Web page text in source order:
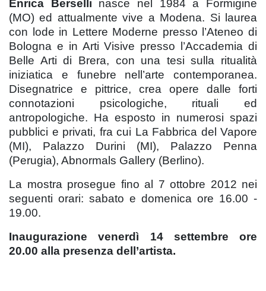
Enrica Berselli nasce nel 1984 a Formigine
(MO) ed attualmente vive a Modena. Si laurea
con lode in Lettere Moderne presso l’Ateneo di
Bologna e in Arti Visive presso l’Accademia di
Belle Arti di Brera, con una tesi sulla ritualità
iniziatica e funebre nell’arte contemporanea.
Disegnatrice e pittrice, crea opere dalle forti
connotazioni psicologiche, rituali ed
antropologiche. Ha esposto in numerosi spazi
pubblici e privati, fra cui La Fabbrica del Vapore
(MI), Palazzo Durini (MI), Palazzo Penna
(Perugia), Abnormals Gallery (Berlino).
La mostra prosegue fino al 7 ottobre 2012 nei
seguenti orari: sabato e domenica ore 16.00 -
19.00.
Inaugurazione venerdì 14 settembre ore
20.00 alla presenza dell’artista.